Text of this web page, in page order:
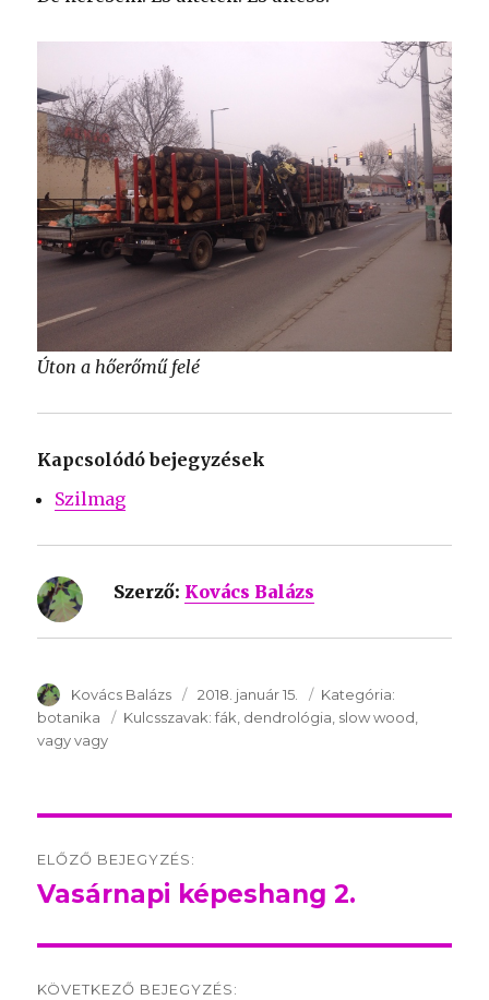
Úton a hőerőmű felé
Kapcsolódó bejegyzések
Szilmag
Szerző: Kovács Balázs
SzerzÅ
Kovács Balázs Közzétéve:
2018. január 15. Kategória:
botanika
Kulcsszavak:Kulcsszavak:
fák dendrológia slow wood
vagy vagy
navigation
ELŐZŐ BEJEGYZÉS:
Előző
Vasárnapi képeshang 2.
KÖVETKEZŐ BEJEGYZÉS: